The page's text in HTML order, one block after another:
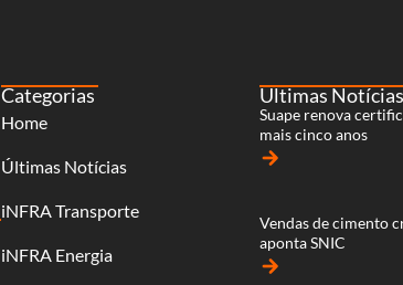
Categorias
Home
Últimas Notícias
iNFRA Transporte
iNFRA Energia
Últimas Notícias
Suape renova
mais cinco anos
arrow_forward
Vendas de cimento
aponta SNIC
arrow_forward